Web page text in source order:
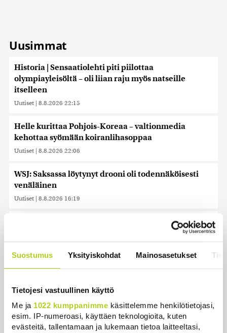
Suostumus Yksityiskohdat Mainosasetukset
Tietojesi vastuullinen käyttö
Me ja 1022 kumppanimme käsittelemme henkilötietojasi,
esim. IP-numeroasi, käyttäen teknologioita, kuten
evästeitä, tallentamaan ja lukemaan tietoa laitteeltasi,
Uusimmat
Historia | Sensaatiolehti piti piilottaa
olympiayleisöltä – oli liian raju myös natseille
itselleen
Uutiset | 8.8.2026 22:15
Helle kurittaa Pohjois-Koreaa – valtionmedia
kehottaa syömään koiranlihasoppaa
Uutiset | 8.8.2026 22:06
WSJ: Saksassa löytynyt drooni oli todennäköisesti
venäläinen
Uutiset | 8.8.2026 16:19
Sikarutto tuo metsästysrajoituksia – vilkkain
Bulgariassa on räjähtänyt drooni lähellä Romanian
Uutiset | 8.8.2026 14:40
HS: Kaikkonen puoluejohtajien ykkönen
Uutiset | 8.8.2026 13:09